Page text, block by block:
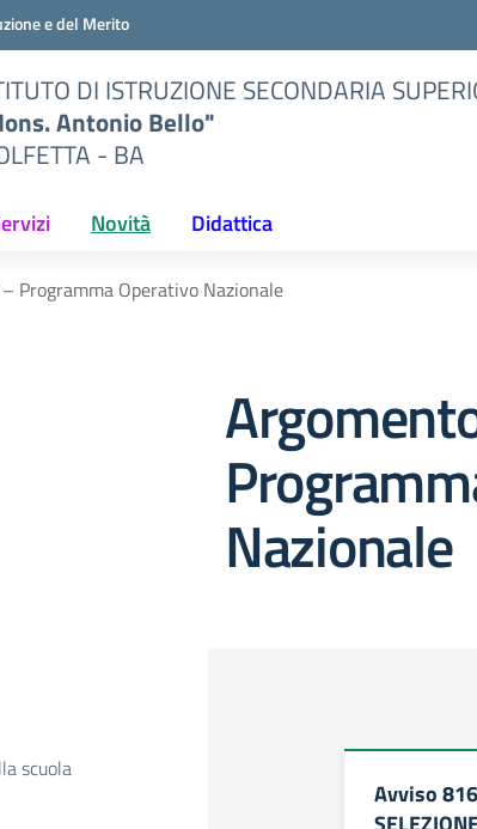
e del Merito
DI ISTRUZIONE SECONDARIA
Antonio Bello"
- BA
Novità Didattica
– Programma Operativo Nazionale
Nazionale
scuola
Avviso